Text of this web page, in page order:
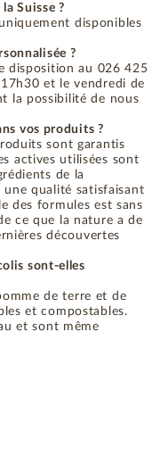
Suisse ?
disponibles
?
disposition au 026 425
et le vendredi de
la possibilité de nous
vos produits ?
sont garantis
actives utilisées sont
de la
une qualité satisfaisant
des formules est sans
ce que la nature a de
découvertes
sont-elles
de terre et de
et compostables.
et sont même